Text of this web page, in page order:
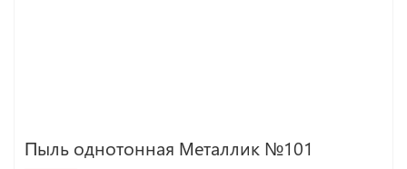
Пыль однотонная Металлик №101